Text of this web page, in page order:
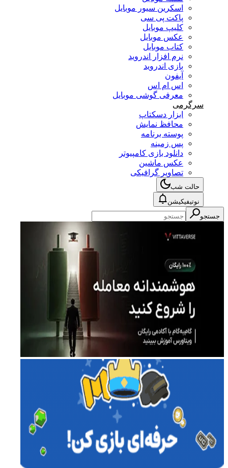
اسکرین سیور موبایل
پاکت پی سی
کلیپ موبایل
عکس موبایل
کتاب موبایل
نرم افزار اندروید
بازی اندروید
آیفون
اس ام اس
معرفی گوشی موبایل
سرگرمی
ابزار دسکتاپ
محافظ نمایش
پوسته برنامه
پس زمینه
دانلود بازی کامپیوتر
عکس ماشین
تصاویر گرافیکی
حالت شب
نوتیفیکیشن
جستجو